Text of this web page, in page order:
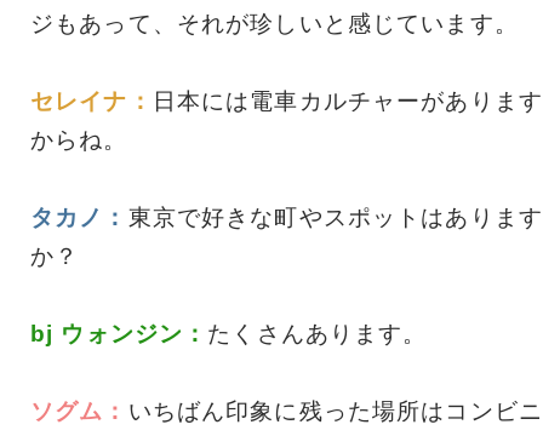
ジもあって、それが珍しいと感じています。
セレイナ： 日本には電車カルチャーがあります
からね。
タカノ： 東京で好きな町やスポットはあります
か？
bj ウォンジン： たくさんあります。
ソグム： いちばん印象に残った場所はコンビニ